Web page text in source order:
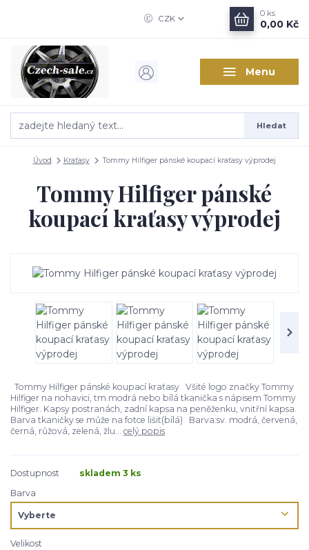
Menu
CZK
Hledat
0 ks
0,00 Kč
Úvod Kraťasy Tommy Hilfiger pánské koupací kraťasy výprodej
Tommy Hilfiger pánské
koupací kraťasy výprodej
Tommy Hilfiger pánské koupací kraťasy Všité logo značky Tommy
Hilfiger na nohavici, tm.modrá nebo bílá tkanička s nápisem Tommy
Hilfiger. Kapsy postranách, zadní kapsa na peněženku, vnitřní kapsa.
Barva tkaničky se může na fotce lišit(bílá) Barva:sv. modrá, červená,
černá, růžová, zelená, žlu... celý popis
Dostupnost
skladem 3 ks
Barva
Velikost